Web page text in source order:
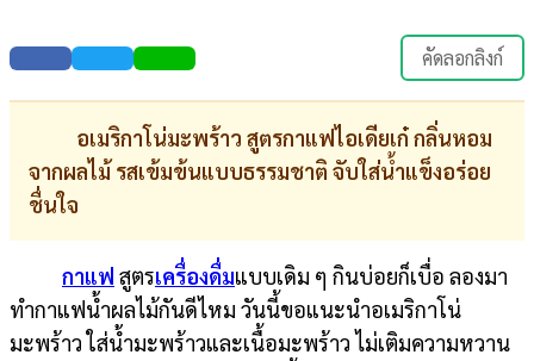
คัดลอกลิงก์
อเมริกาโน่มะพร้าว สูตรกาแฟไอเดียเก๋ กลิ่นหอม
จากผลไม้ รสเข้มข้นแบบธรรมชาติ จับใส่น้ำแข็งอร่อย
ชื่นใจ
กาแฟ สูตรเครื่องดื่มแบบเดิม ๆ กินบ่อยก็เบื่อ ลองมา
ทำกาแฟน้ำผลไม้กันดีไหม วันนี้ขอแนะนำอเมริกาโน่
มะพร้าว ใส่น้ำมะพร้าวและเนื้อมะพร้าว ไม่เติมความหวาน
บันเทิง
ตรวจ
ผล
บอล
สด
การ
เงิน